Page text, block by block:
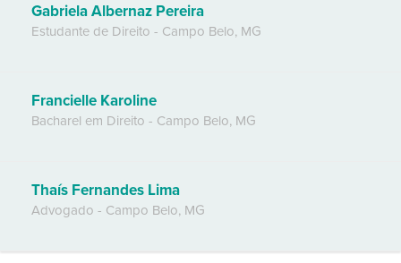
Gabriela Albernaz Pereira
Estudante de Direito - Campo Belo, MG
Francielle Karoline
Bacharel em Direito - Campo Belo, MG
Thaís Fernandes Lima
Advogado - Campo Belo, MG